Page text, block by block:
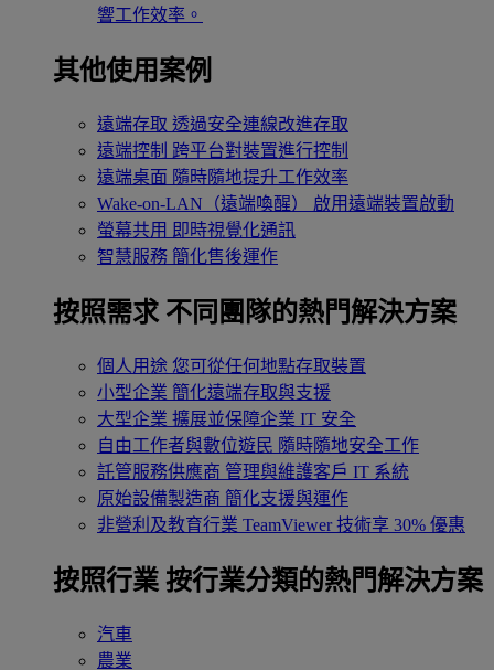
響工作效率。
其他使用案例
遠端存取 透過安全連線改進存取
遠端控制 跨平台對裝置進行控制
遠端桌面 隨時隨地提升工作效率
Wake-on-LAN（遠端喚醒）
啟用遠端裝置啟動
螢幕共用 即時視覺化通訊
智慧服務 簡化售後運作
按照需求 不同團隊的熱門解決方案
個人用途 您可從任何地點存取裝置
小型企業 簡化遠端存取與支援
大型企業 擴展並保障企業 IT 安全
自由工作者與數位遊民 隨時隨地安全工作
託管服務供應商 管理與維護客戶 IT 系統
原始設備製造商 簡化支援與運作
非營利及教育行業 TeamViewer 技術享 30% 優惠
按照行業 按行業分類的熱門解決方案
汽車
農業